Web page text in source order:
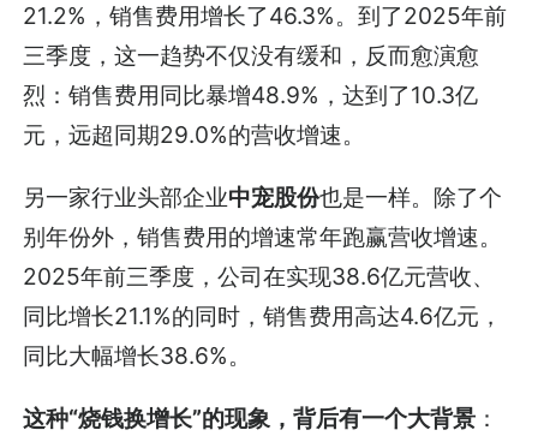
21.2%，销售费用增长了46.3%。到了2025年前
三季度，这一趋势不仅没有缓和，反而愈演愈
烈：销售费用同比暴增48.9%，达到了10.3亿
元，远超同期29.0%的营收增速。
另一家行业头部企业中宠股份也是一样。除了个
别年份外，销售费用的增速常年跑赢营收增速。
2025年前三季度，公司在实现38.6亿元营收、
同比增长21.1%的同时，销售费用高达4.6亿元，
同比大幅增长38.6%。
这种“烧钱换增长”的现象，背后有一个大背景 ：